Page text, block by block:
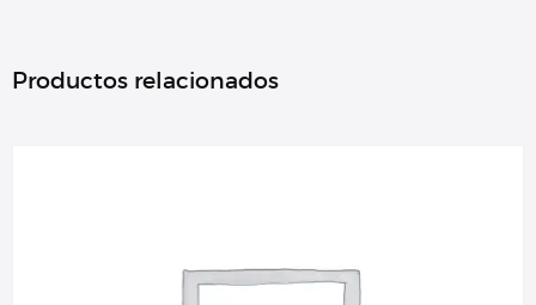
Productos relacionados